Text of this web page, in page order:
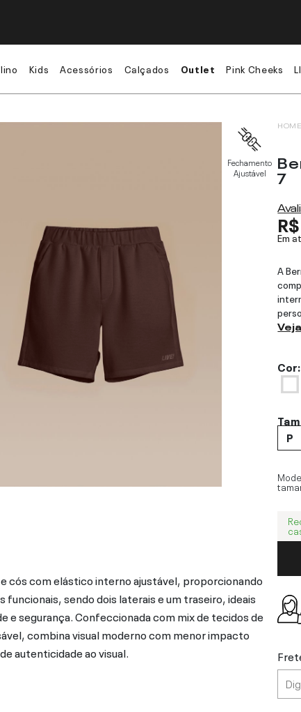
Kids Acessórios Calçados Outlet Pink Cheeks
Fechamento
Ajustável
cós com elástico interno ajustável, proporcionando
sendo dois laterais e um traseiro, ideais
e segurança. Confeccionada com mix de tecidos de
combina visual moderno com menor impacto
autenticidade ao visual.
HOME
7
Em
A
Cor:
P